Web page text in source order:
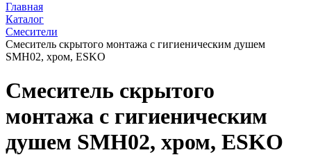
Главная
Каталог
Смесители
Смеситель скрытого монтажа с гигиеническим душем
SMH02, хром, ESKO
Смеситель скрытого
монтажа с гигиеническим
душем SMH02, хром, ESKO